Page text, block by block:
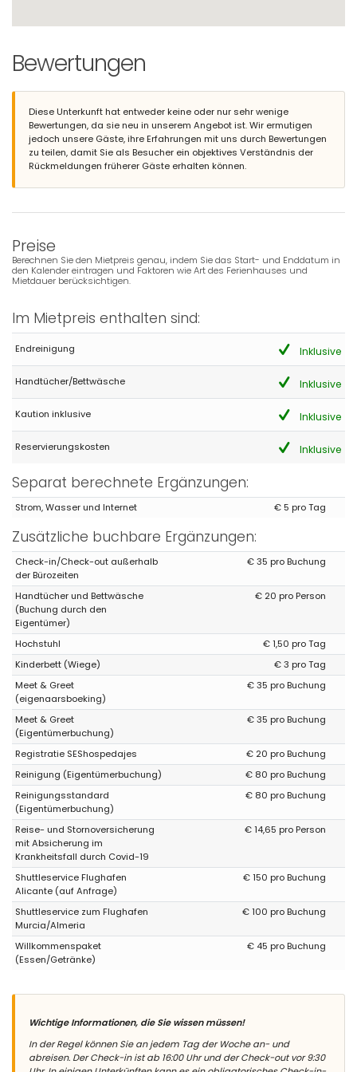
Bewertungen
Diese Unterkunft hat entweder keine oder nur sehr wenige
Bewertungen, da sie neu in unserem Angebot ist. Wir ermutigen
jedoch unsere Gäste, ihre Erfahrungen mit uns durch Bewertungen
zu teilen, damit Sie als Besucher ein objektives Verständnis der
Rückmeldungen früherer Gäste erhalten können.
Preise
Berechnen Sie den Mietpreis genau, indem Sie das Start- und Enddatum in
den Kalender eintragen und Faktoren wie Art des Ferienhauses und
Mietdauer berücksichtigen.
Im Mietpreis enthalten sind:
Endreinigung Inklusive
Handtücher/Bettwäsche Inklusive
Kaution inklusive Inklusive
Reservierungskosten Inklusive
Separat berechnete Ergänzungen:
Strom, Wasser und Internet € 5 pro Tag
Zusätzliche buchbare Ergänzungen:
Check-in/Check-out außerhalb
der Bürozeiten
€ 35 pro Buchung
Handtücher und Bettwäsche
(Buchung durch den
Eigentümer)
€ 20 pro Person
Hochstuhl
€ 1,50 pro Tag
Kinderbett (Wiege)
€ 3 pro Tag
Meet & Greet
(eigenaarsboeking)
€ 35 pro Buchung
Meet & Greet
(Eigentümerbuchung)
€ 35 pro Buchung
Registratie SEShospedajes
€ 20 pro Buchung
Reinigung (Eigentümerbuchung)
€ 80 pro Buchung
Reinigungsstandard
(Eigentümerbuchung)
€ 80 pro Buchung
Reise- und Stornoversicherung
mit Absicherung im
Krankheitsfall durch Covid-19
€ 14,65 pro Person
Shuttleservice Flughafen
Alicante (auf Anfrage)
€ 150 pro Buchung
Shuttleservice zum Flughafen
Murcia/Almeria
€ 100 pro Buchung
Willkommenspaket
(Essen/Getränke)
€ 45 pro Buchung
Wichtige Informationen, die Sie wissen müssen!
In der Regel können Sie an jedem Tag der Woche an- und
abreisen. Der Check-in ist ab 16:00 Uhr und der Check-out vor 9:30